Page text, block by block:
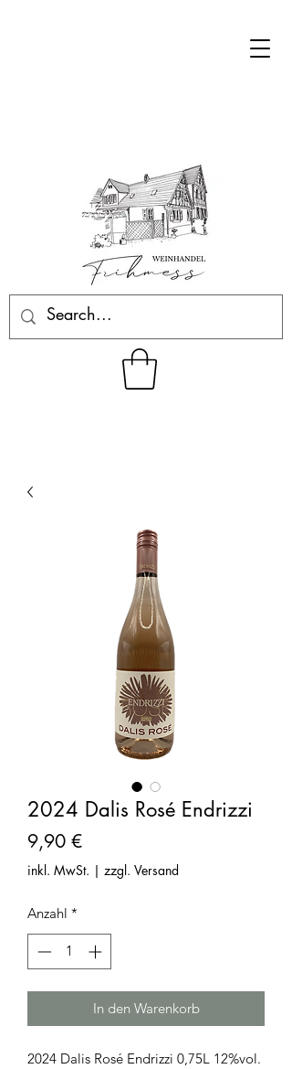
2024 Dalis Rosé Endrizzi
9,90 €Preis
inkl. MwSt. | zzgl. Versand
Anzahl *
In den Warenkorb
2024 Dalis Rosé Endrizzi 0,75L 12%vol.